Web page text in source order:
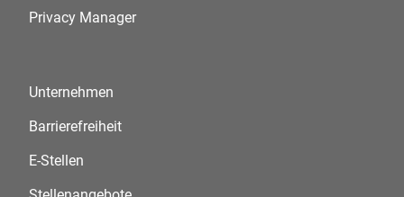
Privacy Manager
Unternehmen
Barrierefreiheit
E-Stellen